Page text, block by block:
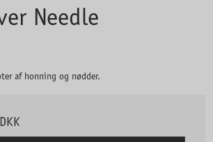
Needle
af honning og nødder.